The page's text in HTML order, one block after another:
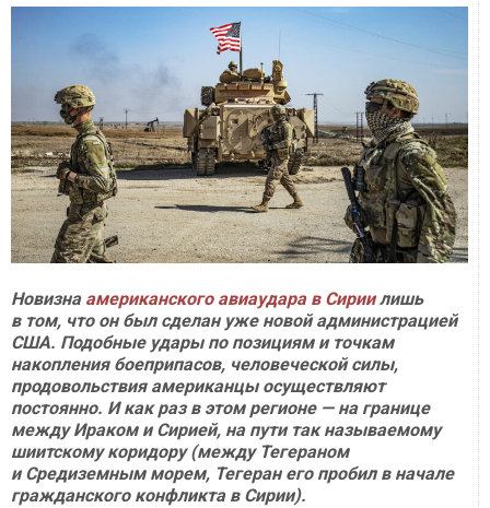
Новизна американского авиаудара в Сириилишь
в том, что он был сделан уже новой администрацией
США. Подобные удары по позициям и точкам
накопления боеприпасов, человеческой силы,
продовольствия американцы осуществляют
постоянно. И как раз в этом регионе — на границе
между Ираком и Сирией, на пути так называемому
шиитскому коридору (между Тегераном
и Средиземным морем, Тегеран его пробил в начале
гражданского конфликта в Сирии).